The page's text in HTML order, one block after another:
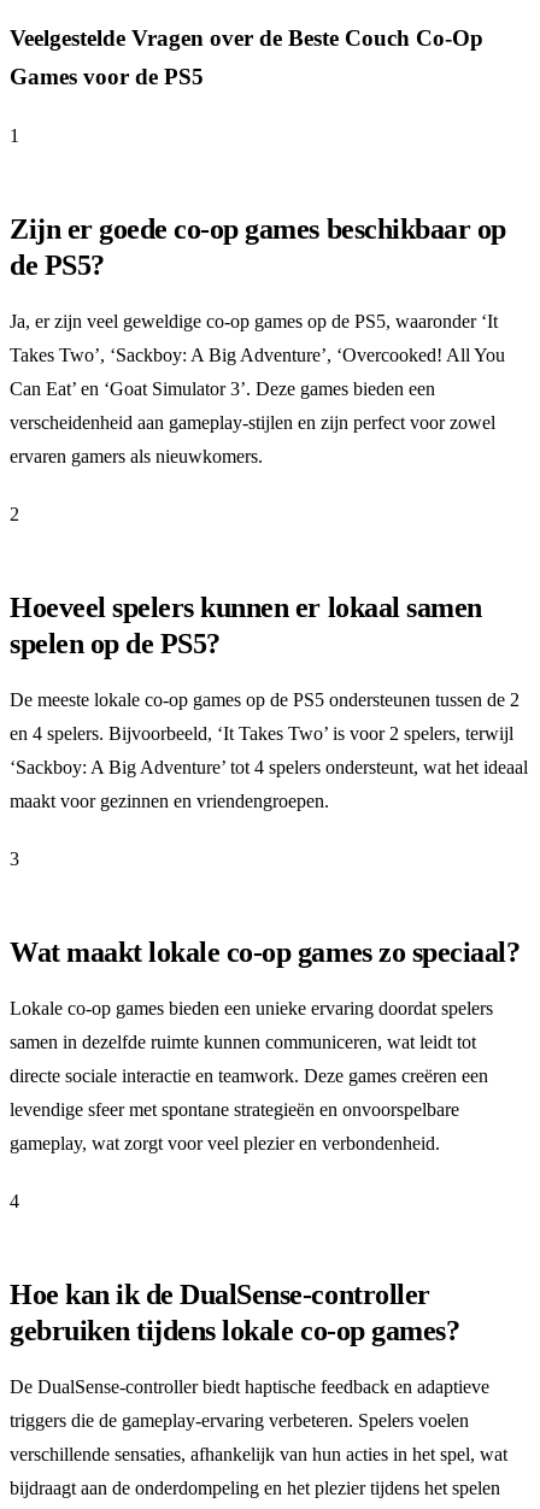
Veelgestelde Vragen over de Beste Couch Co-Op
Games voor de PS5
1
Zijn er goede co-op games beschikbaar op
de PS5?
Ja, er zijn veel geweldige co-op games op de PS5, waaronder ‘It
Takes Two’, ‘Sackboy: A Big Adventure’, ‘Overcooked! All You
Can Eat’ en ‘Goat Simulator 3’. Deze games bieden een
verscheidenheid aan gameplay-stijlen en zijn perfect voor zowel
ervaren gamers als nieuwkomers.
2
Hoeveel spelers kunnen er lokaal samen
spelen op de PS5?
De meeste lokale co-op games op de PS5 ondersteunen tussen de 2
en 4 spelers. Bijvoorbeeld, ‘It Takes Two’ is voor 2 spelers, terwijl
‘Sackboy: A Big Adventure’ tot 4 spelers ondersteunt, wat het ideaal
maakt voor gezinnen en vriendengroepen.
3
Wat maakt lokale co-op games zo speciaal?
Lokale co-op games bieden een unieke ervaring doordat spelers
samen in dezelfde ruimte kunnen communiceren, wat leidt tot
directe sociale interactie en teamwork. Deze games creëren een
levendige sfeer met spontane strategieën en onvoorspelbare
gameplay, wat zorgt voor veel plezier en verbondenheid.
4
Hoe kan ik de DualSense-controller
gebruiken tijdens lokale co-op games?
De DualSense-controller biedt haptische feedback en adaptieve
triggers die de gameplay-ervaring verbeteren. Spelers voelen
verschillende sensaties, afhankelijk van hun acties in het spel, wat
bijdraagt aan de onderdompeling en het plezier tijdens het spelen